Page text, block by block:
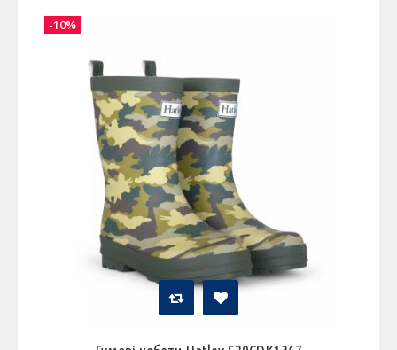
-10%